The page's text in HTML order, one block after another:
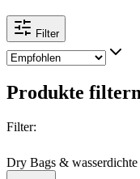
Filter
Produkte filtern
Filter:
Dry Bags & wasserdichte